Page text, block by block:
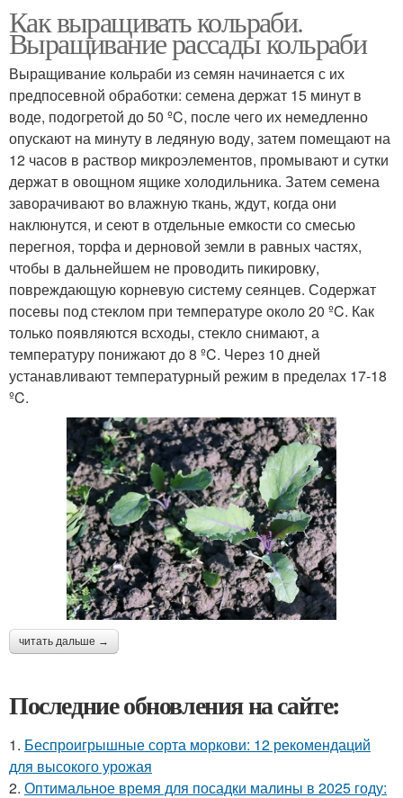
Как выращивать кольраби.
Выращивание рассады кольраби
Выращивание кольраби из семян начинается с их
предпосевной обработки: семена держат 15 минут в
воде, подогретой до 50 ºC, после чего их немедленно
опускают на минуту в ледяную воду, затем помещают на
12 часов в раствор микроэлементов, промывают и сутки
держат в овощном ящике холодильника. Затем семена
заворачивают во влажную ткань, ждут, когда они
наклюнутся, и сеют в отдельные емкости со смесью
перегноя, торфа и дерновой земли в равных частях,
чтобы в дальнейшем не проводить пикировку,
повреждающую корневую систему сеянцев. Содержат
посевы под стеклом при температуре около 20 ºC. Как
только появляются всходы, стекло снимают, а
температуру понижают до 8 ºC. Через 10 дней
устанавливают температурный режим в пределах 17-18
ºC.
читать дальше →
Последние обновления на сайте:
1. Беспроигрышные сорта моркови: 12 рекомендаций
для высокого урожая
2. Оптимальное время для посадки малины в 2025 году: